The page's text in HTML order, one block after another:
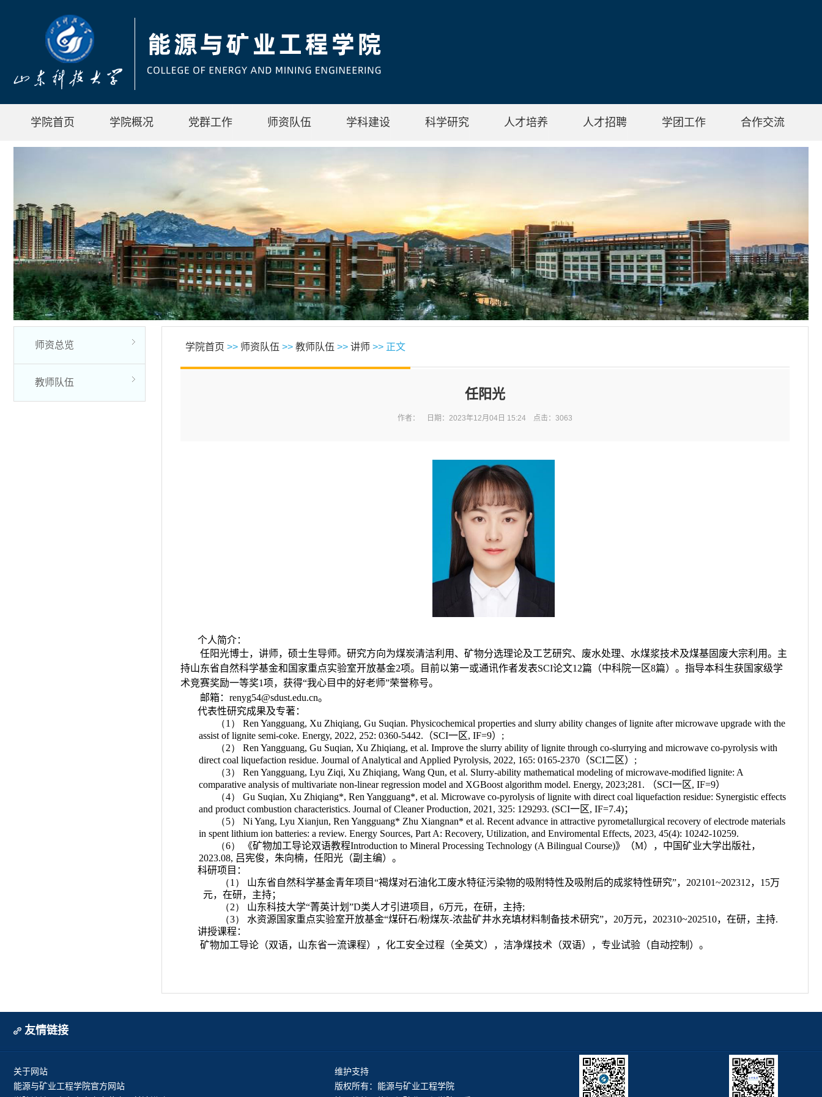
学院首页 学院概况 党群工作 师资队伍 学科建设 科学研究 人才培养 人才招聘 学团工作 合作交流
师资总览
教师队伍
学院首页 >> 师资队伍 >> 教师队伍 >> 讲师 >> 正文
任阳光
作者： 日期：2023年12月04日 15:24 点击： 3063
个人简介：
任阳光博士，讲师，硕士生导师。研究方向为煤炭清洁利用、矿物分选理论及工艺研究、废水处理、水煤浆技术及煤基固废大宗利用。主
持山东省自然科学基金和国家重点实验室开放基金2项。目前以第一或通讯作者发表SCI论文12篇（中科院一区8篇）。指导本科生获国家级学
术竞赛奖励一等奖1项，获得“我心目中的好老师”荣誉称号。
邮箱： renyg54@sdust.edu.cn。
代表性研究成果及专著：
（1） Ren Yangguang, Xu Zhiqiang, Gu Suqian. Physicochemical properties and slurry ability changes of lignite after microwave upgrade with the
assist of lignite semi-coke. Energy, 2022, 252: 0360-5442. （SCI一区, IF=9） ;
（2） Ren Yangguang, Gu Suqian, Xu Zhiqiang, et al. Improve the slurry ability of lignite through co-slurrying and microwave co-pyrolysis with
direct coal liquefaction residue. Journal of Analytical and Applied Pyrolysis, 2022, 165: 0165-2370 （SCI二区） ;
（3） Ren Yangguang, Lyu Ziqi, Xu Zhiqiang, Wang Qun, et al. Slurry-ability mathematical modeling of microwave-modified lignite: A
comparative analysis of multivariate non-linear regression model and XGBoost algorithm model. Energy, 2023;281.
（SCI一区, IF=9）
（4） Gu Suqian, Xu Zhiqiang*, Ren Yangguang*, et al. Microwave co-pyrolysis of lignite with direct coal liquefaction residue: Synergistic effects
and product combustion characteristics. Journal of Cleaner Production, 2021, 325: 129293. (SCI一区, IF=7.4)；
（5） Ni Yang, Lyu Xianjun, Ren Yangguang* Zhu Xiangnan* et al. Recent advance in attractive pyrometallurgical recovery of electrode materials
in spent lithium ion batteries: a review. Energy Sources, Part A: Recovery, Utilization, and Enviromental Effects, 2023, 45(4): 10242-10259.
（6）
《矿物加工导论双语教程Introduction to Mineral Processing Technology (A Bilingual Course)》（M）
，中国矿业大学出版社，
2023.08, 吕宪俊，朱向楠，任阳光（副主编）。
科研项目：
（1） 山东省自然科学基金青年项目“褐煤对石油化工废水特征污染物的吸附特性及吸附后的成浆特性研究”， 202101~202312， 15万
元，在研，主持；
（2） 山东科技大学“菁英计划 ”D类人才引进项目， 6万元，在研，主持;
（3） 水资源国家重点实验室开放基金“煤矸石/粉煤灰-浓盐矿井水充填材料制备技术研究”， 20万元， 202310~202510，在研，主持.
讲授课程：
矿物加工导论（双语，山东省一流课程），化工安全过程（全英文），洁净煤技术（双语），专业试验（自动控制）。
友情链接
关于网站
能源与矿业工程学院官方网站
维护支持
版权所有：能源与矿业工程学院